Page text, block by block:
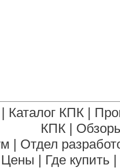
| Каталог КПК |
КПК |
| Отдел
Цены | Где купить |